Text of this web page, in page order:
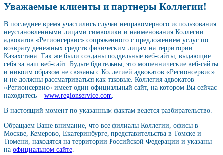
Уважаемые клиенты и партнеры Коллегии!
В последнее время участились случаи неправомерного использования
неустановленными лицами символики и наименования Коллегии
адвокатов «Регионсервис» сопряженного с предложением услуг по
возврату денежных средств физическим лицам на территории
Казахстана. Так же были созданы поддельные веб-сайты, выдающие
себя за наш веб-сайт. Будьте бдительны, это мошеннические веб-сайты
и никоим образом не связаны с Коллегией адвокатов «Регионсервис»
и не должны рассматриваться как таковые. Коллегия адвокатов
«Регионсервис» имеет один официальный сайт, на котором Вы сейчас
находитесь – www.regionservice.com
В настоящий момент по указанным фактам ведется разбирательство.
Обращаем Ваше внимание, что все филиалы Коллегии, офисы в
Москве, Кемерово, Екатеринбурге, представительства в Томске и
Тюмени, находятся на территории Российской Федерации и указаны
на официальном сайте